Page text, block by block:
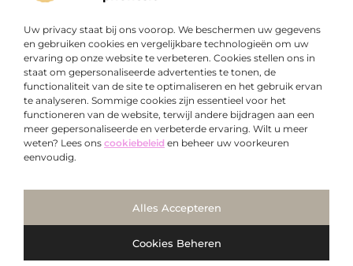
Uw privacy staat bij ons voorop. We beschermen uw gegevens
en gebruiken cookies en vergelijkbare technologieën om uw
ervaring op onze website te verbeteren. Cookies stellen ons in
staat om gepersonaliseerde advertenties te tonen, de
functionaliteit van de site te optimaliseren en het gebruik ervan
te analyseren. Sommige cookies zijn essentieel voor het
functioneren van de website, terwijl andere bijdragen aan een
meer gepersonaliseerde en verbeterde ervaring. Wilt u meer
weten? Lees ons cookiebeleid en beheer uw voorkeuren
eenvoudig.
Alles Accepteren
Cookies Beheren
Over
Bedrijf
“Ontdek een wereld van boeiende blogs en artikelen die
je zowel inspireren als informeren.”
Bij Exclusiefbedrijf.nl draait alles om het leveren van
kwalitatieve inzichten en verhalen die jouw dagelijks leven
verrijken en je uitdagen om verder te denken.